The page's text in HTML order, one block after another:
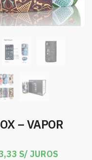
– VAPOR
S/ JUROS